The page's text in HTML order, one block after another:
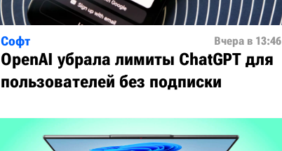
Софт Вчера в 13:46
OpenAI убрала лимиты ChatGPT для
пользователей без подписки